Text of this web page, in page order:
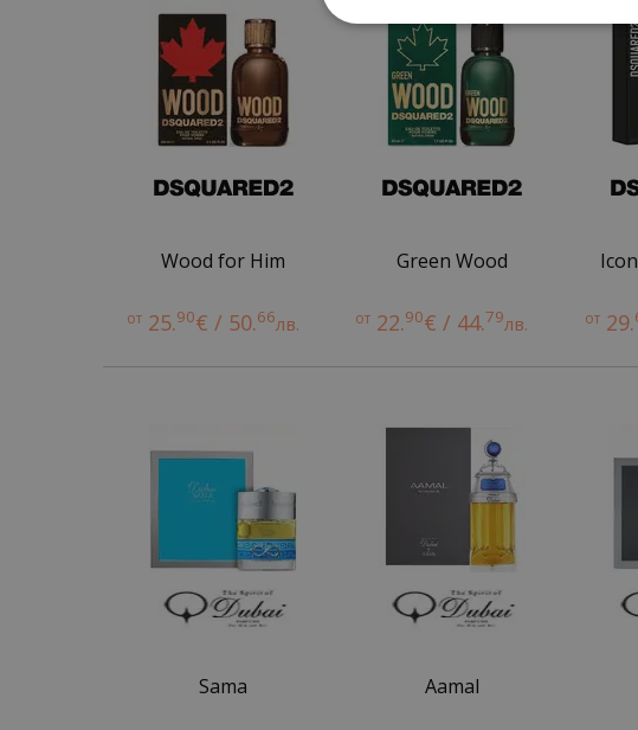
Wood for Him
от 25.90€ / 50.66лв.
Green Wood
от 22.90€ / 44.79лв. от 29.
Sama Aamal